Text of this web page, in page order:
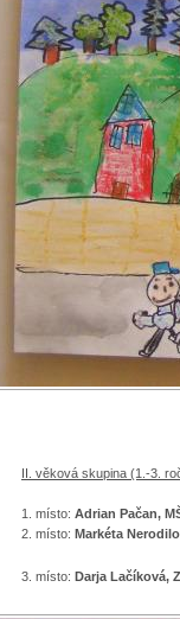
II. věková skupina (1.-3.
1. místo: Adrian Pačan,
2. místo: Markéta
3. místo: Darja Lačíková,